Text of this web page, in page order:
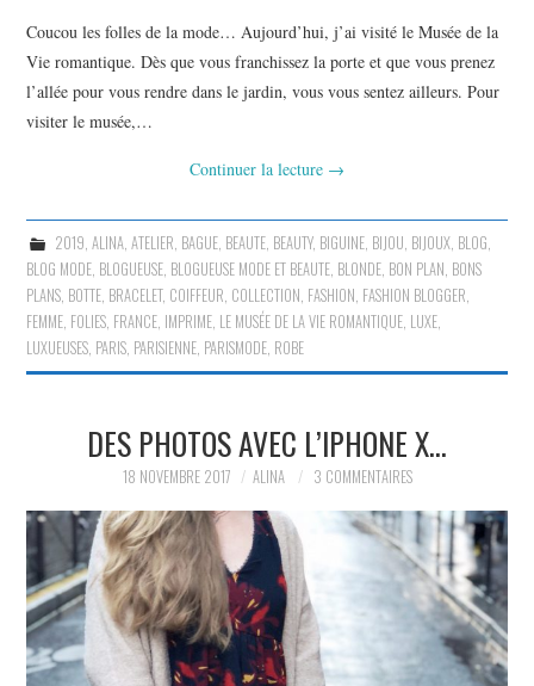
Coucou les folles de la mode… Aujourd’hui, j’ai visité le Musée de la
Vie romantique. Dès que vous franchissez la porte et que vous prenez
l’allée pour vous rendre dans le jardin, vous vous sentez ailleurs. Pour
visiter le musée,…
Continuer la lecture →
2019 ALINA, ATELIER BAGUE, BEAUTE, BEAUTY, BIGUINE, BIJOU BIJOUX, BLOG
BLOG MODE BLOGUEUSE BLOGUEUSE MODE ET BEAUTE BLONDE BON PLAN BONS
PLANS BOTTE BRACELET, COIFFEUR COLLECTION FASHION FASHION BLOGGER
FEMME FOLIES FRANCE IMPRIME LE MUSÉE DE LA VIE ROMANTIQUE LUXE
LUXUEUSES PARIS PARISIENNE PARISMODE ROBE
DES PHOTOS AVEC L’IPHONE X…
18 NOVEMBRE 2017 ALINA 3 COMMENTAIRES